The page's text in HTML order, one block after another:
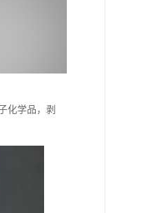
化学品，剥